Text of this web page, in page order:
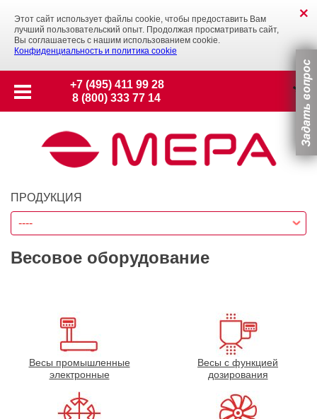
Этот сайт использует файлы cookie, чтобы предоставить Вам
лучший пользовательский опыт. Продолжая просматривать сайт,
Вы соглашаетесь с нашим использованием cookie.
Конфиденциальность и политика cookie
+7 (495) 411 99 28
8 (800) 333 77 14
ПРОДУКЦИЯ
----
Весовое оборудование
Весы промышленные
электронные
Весы с функцией
дозирования